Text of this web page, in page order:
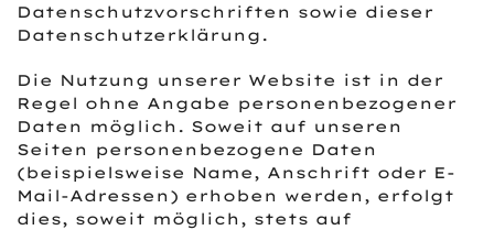
Datenschutzvorschriften sowie dieser
Datenschutzerklärung.
Die Nutzung unserer Website ist in der
Regel ohne Angabe personenbezogener
Daten möglich. Soweit auf unseren
Seiten personenbezogene Daten
(beispielsweise Name, Anschrift oder E-
Mail-Adressen) erhoben werden, erfolgt
dies, soweit möglich, stets auf